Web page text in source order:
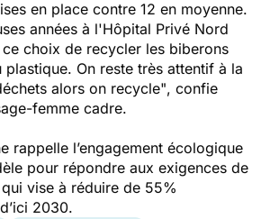
en place contre 12 en moyenne.
années à l'Hôpital Privé Nord
ce choix de recycler les biberons
plastique. On reste très attentif à la
alors on recycle", confie
femme cadre.
rappelle l’engagement écologique
pour répondre aux exigences de
qui vise à réduire de 55%
2030.